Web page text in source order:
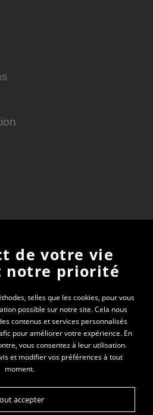
la newsletter, vous recevrez
PEP 69
de votre vie
notre priorité
telles que les cookies, pour vous
possible sur notre site. Cela nous
contenus et services personnalisés
pour améliorer votre expérience. En
vous consentez à leur utilisation.
et modifier vos préférences à tout
moment.
accepter